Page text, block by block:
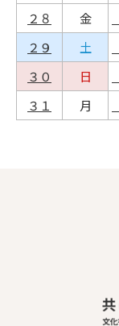
２８
金
２９
土
３０
日
３１
月